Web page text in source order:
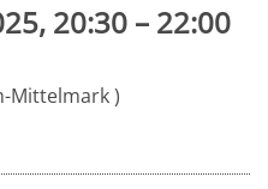
20:30 – 22:00
Mittelmark